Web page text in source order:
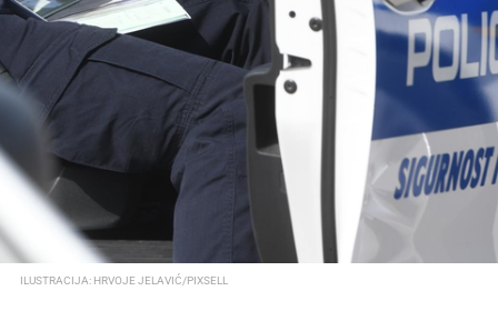
ILUSTRACIJA: HRVOJE JELAVIĆ/PIXSELL